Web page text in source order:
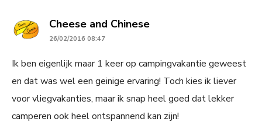
Cheese and Chinesesays:
26/02/2016 08:47
Ik ben eigenlijk maar 1 keer op campingvakantie geweest
en dat was wel een geinige ervaring! Toch kies ik liever
voor vliegvakanties, maar ik snap heel goed dat lekker
camperen ook heel ontspannend kan zijn!